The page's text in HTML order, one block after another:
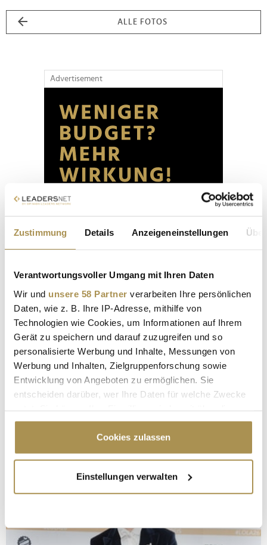
Zustimmung Details Anzeigeneinstellungen
Verantwortungsvoller Umgang mit Ihren Daten
Wir und unsere 58 Partner verarbeiten Ihre persönlichen
Daten, wie z. B. Ihre IP-Adresse, mithilfe von
Technologien wie Cookies, um Informationen auf Ihrem
Gerät zu speichern und darauf zuzugreifen und so
personalisierte Werbung und Inhalte, Messungen von
Werbung und Inhalten, Zielgruppenforschung sowie
Entwicklung von Angeboten zu ermöglichen. Sie
entscheiden darüber, wer Ihre Daten für welche Zwecke
Cookie-Erklärung oder durch Klicken auf das Privacy
Trigger Symbol ändern oder widerrufen
Informationen über Ihre geografische Lage
erfassen, welche bis auf einige Meter genau sein
bestimmten Merkmalen (Fingerprinting) identifizieren
Cookies zulassen
Einstellungen verwalten
ALLE FOTOS
Advertisement